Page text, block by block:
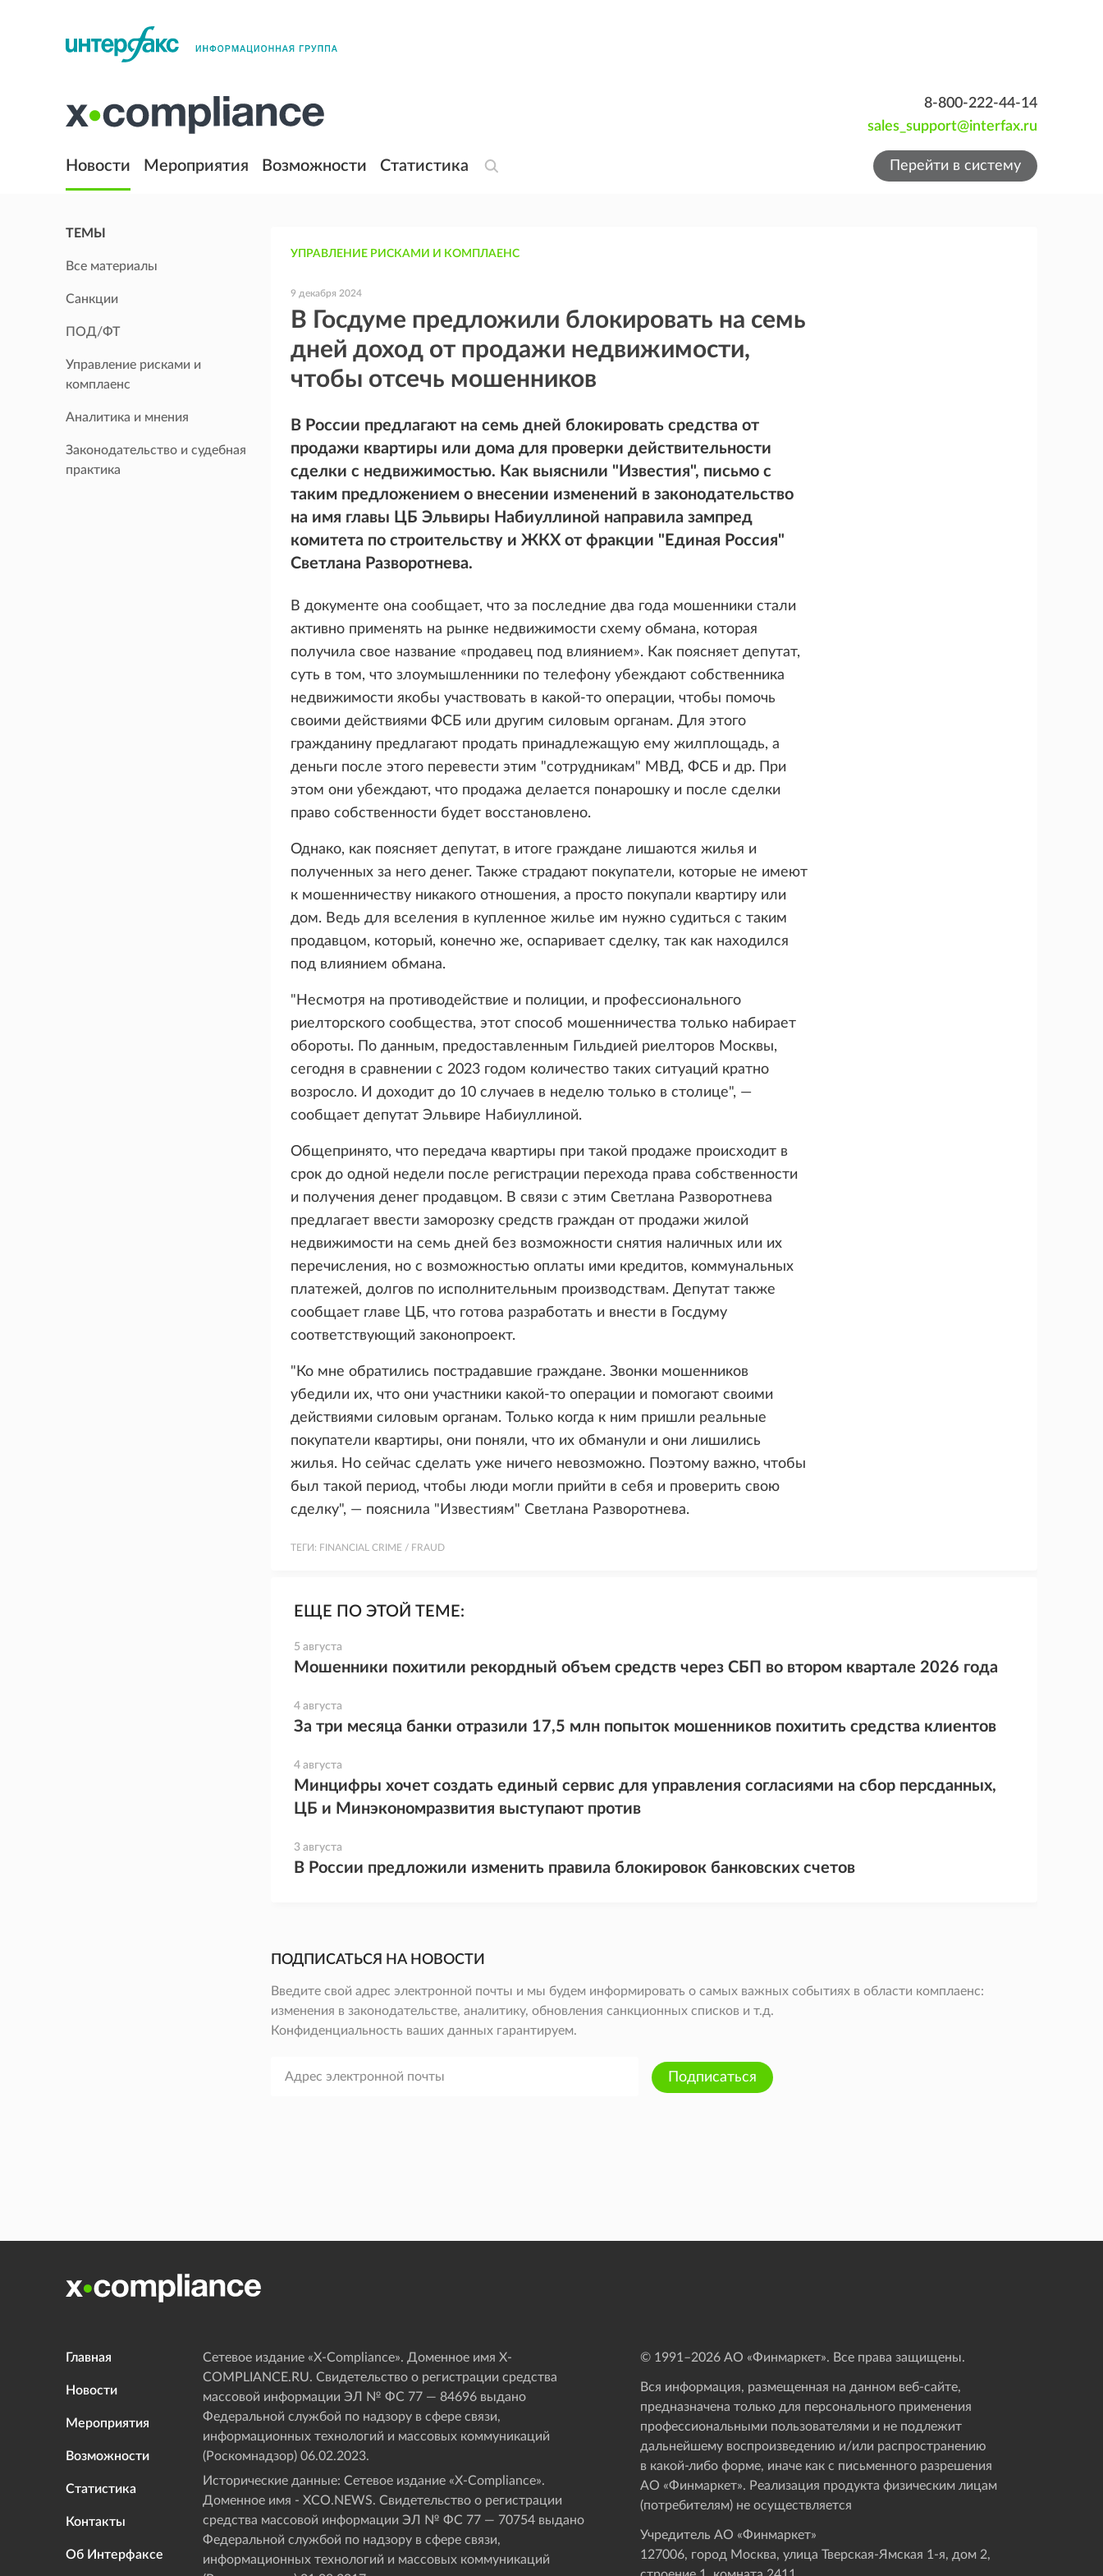
8-800-222-44-14
sales_support@interfax.ru
Новости Мероприятия Возможности Статистика Перейти в систему
ТЕМЫ
Все материалы
Санкции
ПОД/ФТ
Управление рисками и
комплаенс
Аналитика и мнения
Законодательство и судебная
практика
УПРАВЛЕНИЕ РИСКАМИ И КОМПЛАЕНС
9 декабря 2024
В Госдуме предложили блокировать на семь
дней доход от продажи недвижимости,
чтобы отсечь мошенников
В России предлагают на семь дней блокировать средства от
продажи квартиры или дома для проверки действительности
сделки с недвижимостью. Как выяснили "Известия", письмо с
таким предложением о внесении изменений в законодательство
на имя главы ЦБ Эльвиры Набиуллиной направила зампред
комитета по строительству и ЖКХ от фракции "Единая Россия"
Светлана Разворотнева.
В документе она сообщает, что за последние два года мошенники стали
активно применять на рынке недвижимости схему обмана, которая
получила свое название «продавец под влиянием». Как поясняет депутат,
суть в том, что злоумышленники по телефону убеждают собственника
недвижимости якобы участвовать в какой-то операции, чтобы помочь
своими действиями ФСБ или другим силовым органам. Для этого
гражданину предлагают продать принадлежащую ему жилплощадь, а
деньги после этого перевести этим "сотрудникам" МВД, ФСБ и др. При
этом они убеждают, что продажа делается понарошку и после сделки
право собственности будет восстановлено.
Однако, как поясняет депутат, в итоге граждане лишаются жилья и
полученных за него денег. Также страдают покупатели, которые не имеют
к мошенничеству никакого отношения, а просто покупали квартиру или
дом. Ведь для вселения в купленное жилье им нужно судиться с таким
продавцом, который, конечно же, оспаривает сделку, так как находился
под влиянием обмана.
"Несмотря на противодействие и полиции, и профессионального
риелторского сообщества, этот способ мошенничества только набирает
обороты. По данным, предоставленным Гильдией риелторов Москвы,
сегодня в сравнении с 2023 годом количество таких ситуаций кратно
возросло. И доходит до 10 случаев в неделю только в столице", —
сообщает депутат Эльвире Набиуллиной.
Общепринято, что передача квартиры при такой продаже происходит в
срок до одной недели после регистрации перехода права собственности
и получения денег продавцом. В связи с этим Светлана Разворотнева
предлагает ввести заморозку средств граждан от продажи жилой
недвижимости на семь дней без возможности снятия наличных или их
перечисления, но с возможностью оплаты ими кредитов, коммунальных
платежей, долгов по исполнительным производствам. Депутат также
сообщает главе ЦБ, что готова разработать и внести в Госдуму
соответствующий законопроект.
"Ко мне обратились пострадавшие граждане. Звонки мошенников
убедили их, что они участники какой-то операции и помогают своими
действиями силовым органам. Только когда к ним пришли реальные
покупатели квартиры, они поняли, что их обманули и они лишились
жилья. Но сейчас сделать уже ничего невозможно. Поэтому важно, чтобы
был такой период, чтобы люди могли прийти в себя и проверить свою
сделку", — пояснила "Известиям" Светлана Разворотнева.
ТЕГИ: FINANCIAL CRIME / FRAUD
ЕЩЕ ПО ЭТОЙ ТЕМЕ:
5 августа
Мошенники похитили рекордный объем средств через СБП во втором квартале 2026 года
4 августа
За три месяца банки отразили 17,5 млн попыток мошенников похитить средства клиентов
4 августа
Минцифры хочет создать единый сервис для управления согласиями на сбор персданных,
ЦБ и Минэкономразвития выступают против
3 августа
В России предложили изменить правила блокировок банковских счетов
ПОДПИСАТЬСЯ НА НОВОСТИ
Введите свой адрес электронной почты и мы будем информировать о самых важных событиях в области комплаенс:
изменения в законодательстве, аналитику, обновления санкционных списков и т.д.
Конфиденциальность ваших данных гарантируем.
Подписаться
Главная
Новости
Мероприятия
Возможности
Статистика
Контакты
Об Интерфаксе
Сетевое издание «Х-Compliance». Доменное имя X-
COMPLIANCE.RU. Свидетельство о регистрации средства
массовой информации ЭЛ № ФС 77 — 84696 выдано
Федеральной службой по надзору в сфере связи,
информационных технологий и массовых коммуникаций
(Роскомнадзор) 06.02.2023.
Исторические данные: Сетевое издание «Х-Compliance».
Доменное имя - XCO.NEWS. Свидетельство о регистрации
средства массовой информации ЭЛ № ФС 77 — 70754 выдано
Федеральной службой по надзору в сфере связи,
информационных технологий и массовых коммуникаций
© 1991–2026АО «Финмаркет». Все права защищены.
Вся информация, размещенная на данном веб-сайте,
предназначена только для персонального применения
профессиональными пользователями и не подлежит
дальнейшему воспроизведению и/или распространению
в какой-либо форме, иначе как с письменного разрешения
АО «Финмаркет». Реализация продукта физическим лицам
(потребителям) не осуществляется
Учредитель АО «Финмаркет»
127006, город Москва, улица Тверская-Ямская 1-я, дом 2,